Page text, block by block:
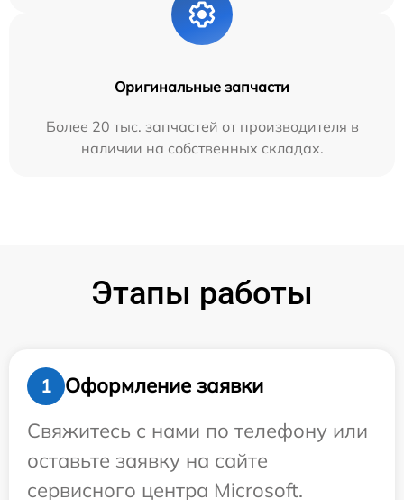
Оригинальные запчасти
Более 20 тыс. запчастей от производителя в
наличии на собственных складах.
Этапы работы
1
Оформление заявки
Свяжитесь с нами по телефону или
оставьте заявку на сайте
сервисного центра Microsoft.